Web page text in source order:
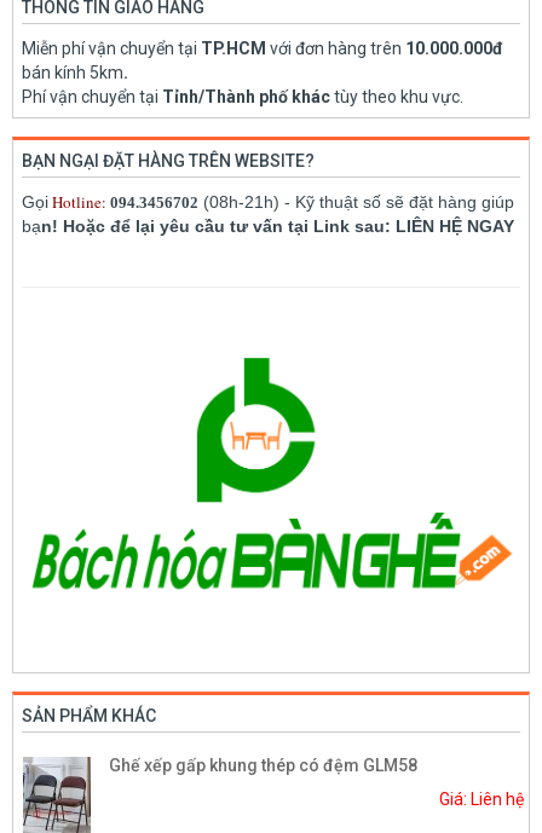
THÔNG TIN GIAO HÀNG
Miễn phí vận chuyển tại TP.HCM với đơn hàng trên 10.000.000đ
bán kính 5km.
Phí vận chuyển tại Tỉnh/Thành phố kháctùy theo khu vực.
BẠN NGẠI ĐẶT HÀNG TRÊN WEBSITE?
GọiHotline: 094.3456702 (08h-21h) - Kỹ thuật số sẽ đặt hàng giúp
bạn! Hoặc để lại yêu cầu tư vấn tại Link sau: LIÊN HỆ NGAY
SẢN PHẨM KHÁC
Ghế xếp gấp khung thép có đệm GLM58
Giá: Liên hệ